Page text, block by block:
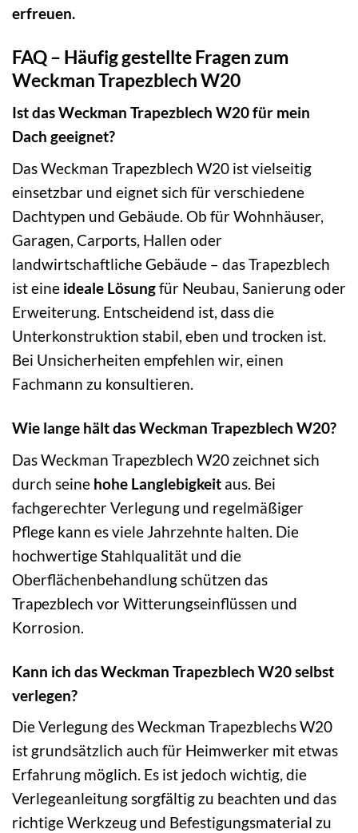
erfreuen.
FAQ – Häufig gestellte Fragen zum
Weckman Trapezblech W20
Ist das Weckman Trapezblech W20 für mein
Dach geeignet?
Das Weckman Trapezblech W20 ist vielseitig
einsetzbar und eignet sich für verschiedene
Dachtypen und Gebäude. Ob für Wohnhäuser,
Garagen, Carports, Hallen oder
landwirtschaftliche Gebäude – das Trapezblech
ist eine ideale Lösungfür Neubau, Sanierung oder
Erweiterung. Entscheidend ist, dass die
Unterkonstruktion stabil, eben und trocken ist.
Bei Unsicherheiten empfehlen wir, einen
Fachmann zu konsultieren.
Wie lange hält das Weckman Trapezblech W20?
Das Weckman Trapezblech W20 zeichnet sich
durch seine hohe Langlebigkeit aus. Bei
fachgerechter Verlegung und regelmäßiger
Pflege kann es viele Jahrzehnte halten. Die
hochwertige Stahlqualität und die
Oberflächenbehandlung schützen das
Trapezblech vor Witterungseinflüssen und
Korrosion.
Kann ich das Weckman Trapezblech W20 selbst
verlegen?
Die Verlegung des Weckman Trapezblechs W20
ist grundsätzlich auch für Heimwerker mit etwas
Erfahrung möglich. Es ist jedoch wichtig, die
Verlegeanleitung sorgfältig zu beachten und das
richtige Werkzeug und Befestigungsmaterial zu